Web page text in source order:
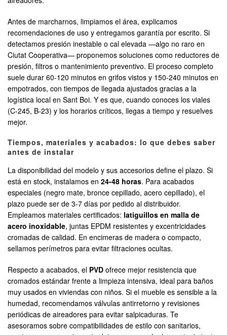
Antes de marcharnos, limpiamos el área, explicamos
recomendaciones de uso y entregamos garantía por escrito. Si
detectamos presión inestable o cal elevada —algo no raro en
Ciutat Cooperativa— proponemos soluciones como reductores de
presión, filtros o mantenimiento preventivo. El proceso completo
suele durar 60-120 minutos en grifos vistos y 150-240 minutos en
empotrados, con tiempos de llegada ajustados gracias a la
logística local en Sant Boi. Y es que, cuando conoces los viales
(C-245, B-23) y los horarios críticos, llegas a tiempo y resuelves
mejor.
Tiempos, materiales y acabados: lo que debes saber
antes de instalar
La disponibilidad del modelo y sus accesorios define el plazo. Si
está en stock, instalamos en 24-48 horas. Para acabados
especiales (negro mate, bronce cepillado, acero cepillado), el
plazo puede ser de 3-7 días por pedido al distribuidor.
Empleamos materiales certificados: latiguillos en malla de
acero inoxidable, juntas EPDM resistentes y excentricidades
cromadas de calidad. En encimeras de madera o compacto,
sellamos perímetros para evitar filtraciones ocultas.
Respecto a acabados, el PVD ofrece mejor resistencia que
cromados estándar frente a limpieza intensiva, ideal para baños
muy usados en viviendas con niños. Si el mueble es sensible a la
humedad, recomendamos válvulas antirretorno y revisiones
periódicas de aireadores para evitar salpicaduras. Te
asesoramos sobre compatibilidades de estilo con sanitarios,